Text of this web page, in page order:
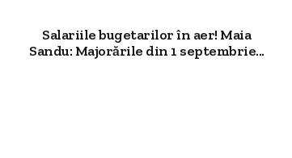
Salariile bugetarilor în aer! Maia
Sandu: Majorările din 1 septembrie...